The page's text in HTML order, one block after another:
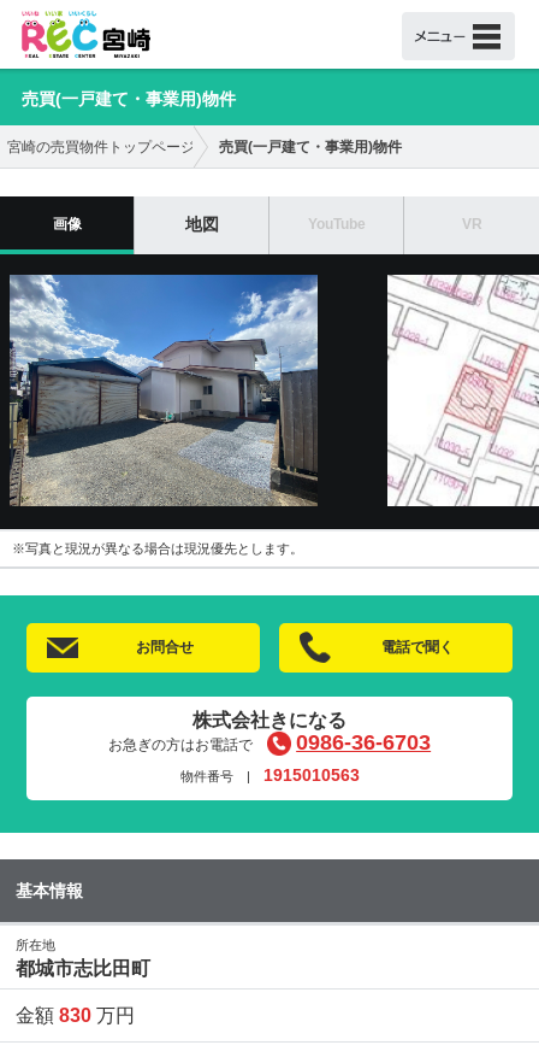
売買(一戸建て・事業用)物件
宮崎の売買物件トップページ 売買(一戸建て・事業用)物件
画像 地図 YouTube VR
※写真と現況が異なる場合は現況優先とします。
お問合せ 電話で聞く
株式会社きになる
お急ぎの方はお電話で 0986-36-6703
物件番号 | 1915010563
基本情報
所在地
都城市志比田町
金額830 万円